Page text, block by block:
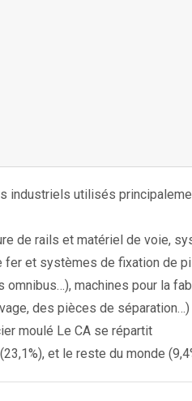
industriels utilisés
de rails et matériel de voie,
fer et systèmes de fixation de
machines pour la
des pièces de séparation…)
moulé Le CA se répartit
et le reste du monde